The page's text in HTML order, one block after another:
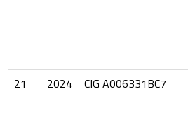
21
2024 CIG A006331BC7